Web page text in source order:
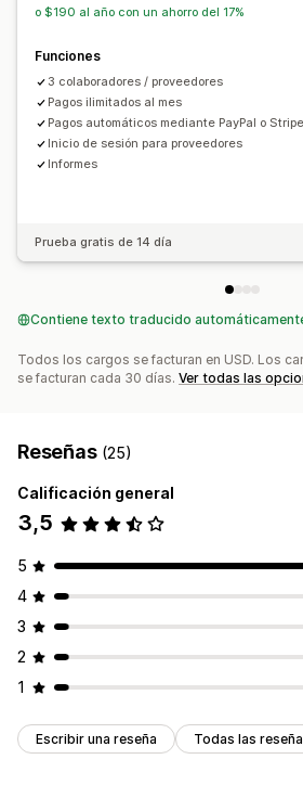
Paneles de control personalizados
Pagos
Pagos de Cámara de Compensación
Transferencias bancarias Pagos
Pagos con tarjeta
o $190 al año con un ahorro del 17%
Funciones
3 colaboradores / proveedores
Pagos ilimitados al mes
Pagos automáticos mediante PayPal o Stripe
Inicio de sesión para proveedores
Informes
Prueba gratis de 14 día
Contiene texto traducido
Todos los cargos se facturan en USD. Los
se facturan cada 30 días. Ver todas las
Reseñas (25)
Calificación general
3,5
5
4
3
2
1
Escribir una reseña Todas las